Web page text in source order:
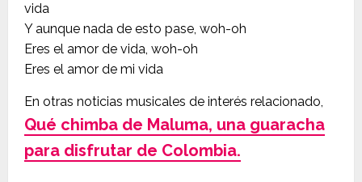
vida
Y aunque nada de esto pase, woh-oh
Eres el amor de vida, woh-oh
Eres el amor de mi vida
En otras noticias musicales de interés relacionado,
Qué chimba de Maluma, una guaracha
para disfrutar de Colombia.